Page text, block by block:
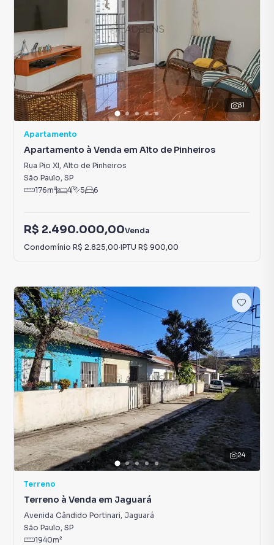
31
Apartamento
Apartamento à Venda em Alto de Pinheiros
Rua Pio XI, Alto de Pinheiros
São Paulo, SP
176m² 4 5 6
R$ 2.490.000,00Venda
Condomínio R$ 2.825,00·IPTU R$ 900,00
24
Terreno
Terreno à Venda em Jaguará
Avenida Cândido Portinari, Jaguará
São Paulo, SP
1940m²